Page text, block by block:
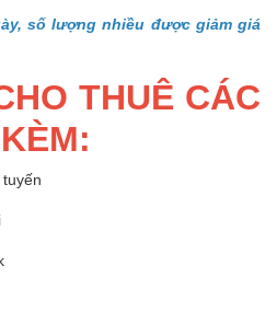
số lượng nhiều được giảm giá
THUÊ CÁC